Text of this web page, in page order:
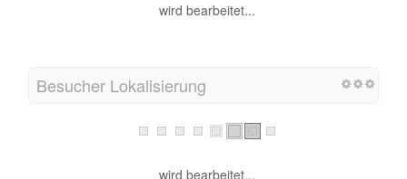
wird bearbeitet...
Besucher Lokalisierung
wird bearbeitet...